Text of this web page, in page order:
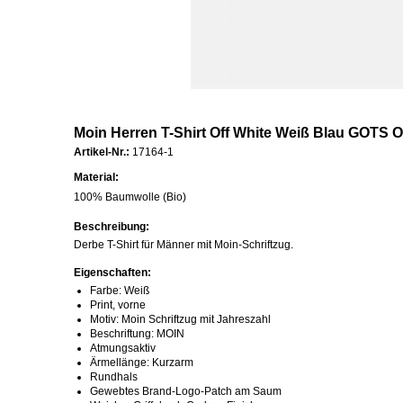
Moin Herren T-Shirt Off White Weiß Blau GOTS
Artikel-Nr.: 17164-1
Material:
100% Baumwolle (Bio)
Beschreibung:
Derbe T-Shirt für Männer mit Moin-Schriftzug.
Eigenschaften:
Farbe: Weiß
Print, vorne
Motiv: Moin Schriftzug mit Jahreszahl
Beschriftung: MOIN
Atmungsaktiv
Ärmellänge: Kurzarm
Rundhals
Gewebtes Brand-Logo-Patch am Saum